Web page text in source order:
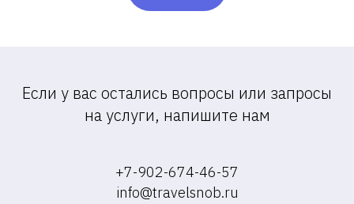
Если у вас остались вопросы или запросы
на услуги, напишите нам
+7-902-674-46-57
info@travelsnob.ru